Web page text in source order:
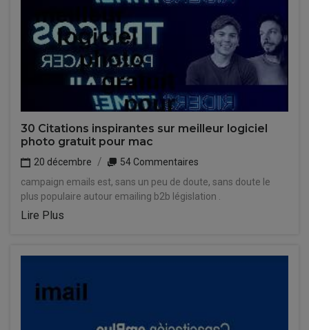
30 Citations inspirantes sur meilleur logiciel
photo gratuit pour mac
20 décembre
54 Commentaires
campaign emails est, sans un peu de doute, sans doute le
plus populaire autour emailing b2b législation .
Lire Plus